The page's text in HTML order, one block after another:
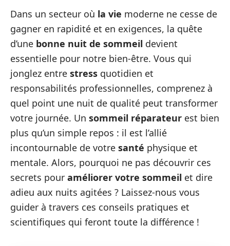
Dans un secteur où la vie moderne ne cesse de
gagner en rapidité et en exigences, la quête
d’une bonne nuit de sommeil devient
essentielle pour notre bien-être. Vous qui
jonglez entre stress quotidien et
responsabilités professionnelles, comprenez à
quel point une nuit de qualité peut transformer
votre journée. Un sommeil réparateur est bien
plus qu’un simple repos : il est l’allié
incontournable de votre santé physique et
mentale. Alors, pourquoi ne pas découvrir ces
secrets pour améliorer votre sommeil et dire
adieu aux nuits agitées ? Laissez-nous vous
guider à travers ces conseils pratiques et
scientifiques qui feront toute la différence !